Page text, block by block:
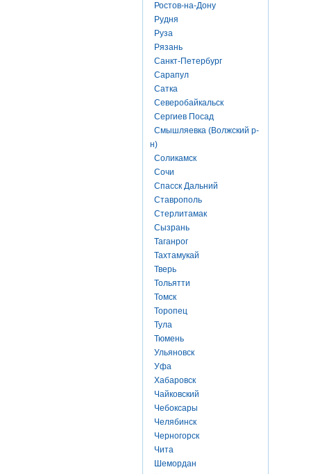
Ростов-на-Дону
Рудня
Руза
Рязань
Санкт-Петербург
Сарапул
Сатка
Северобайкальск
Сергиев Посад
Смышляевка (Волжский р-
н)
Соликамск
Сочи
Спасск Дальний
Ставрополь
Стерлитамак
Сызрань
Таганрог
Тахтамукай
Тверь
Тольятти
Томск
Торопец
Тула
Тюмень
Ульяновск
Уфа
Хабаровск
Чайковский
Чебоксары
Челябинск
Черногорск
Чита
Шемордан